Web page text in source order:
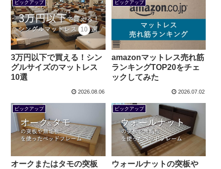
ピックアップ
3万円以下で買える！シン
グルサイズのマットレス
10選
2026.08.06
ピックアップ
amazonマットレス売れ筋
ランキングTOP20をチェ
ックしてみた
2026.07.02
ピックアップ
オークまたはタモの突板
ピックアップ
ウォールナットの突板や